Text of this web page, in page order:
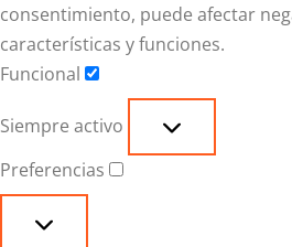
consentimiento, puede afectar
características y funciones.
Funcional
Siempre activo
Preferencias